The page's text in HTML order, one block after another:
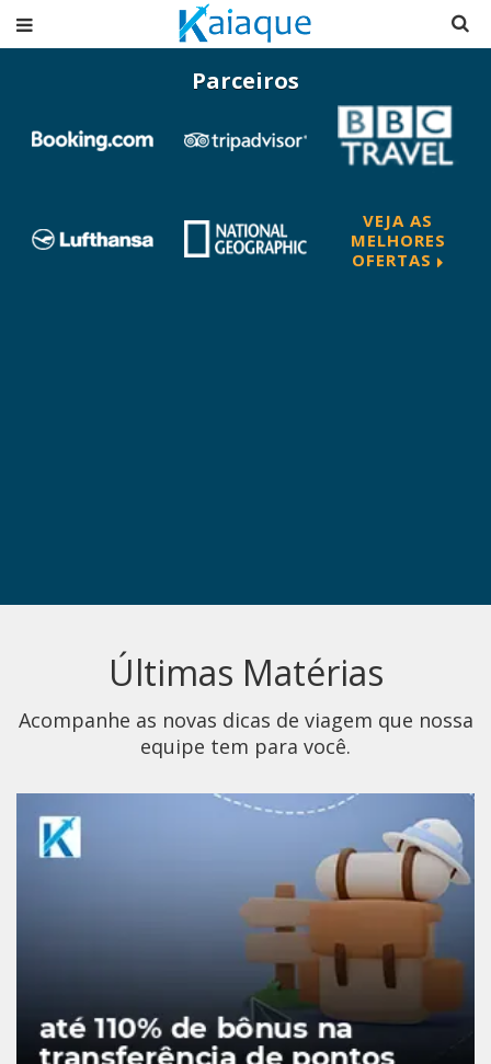
Parceiros
VEJA AS
MELHORES
OFERTAS
Últimas Matérias
Acompanhe as novas dicas de viagem que nossa
equipe tem para você.